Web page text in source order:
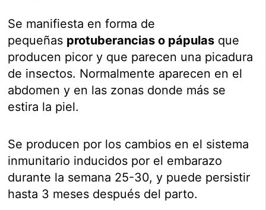
Se manifiesta en forma de
pequeñas protuberancias o pápulas que
producen picor y que parecen una picadura
de insectos. Normalmente aparecen en el
abdomen y en las zonas donde más se
estira la piel.
Se producen por los cambios en el sistema
inmunitario inducidos por el embarazo
durante la semana 25-30, y puede persistir
hasta 3 meses después del parto.